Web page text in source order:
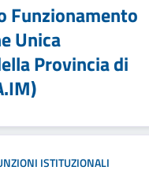
Funzionamento
Unica
Provincia di
ISTITUZIONALI